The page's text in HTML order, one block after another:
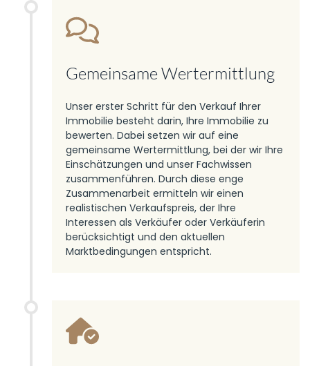
Gemeinsame Wertermittlung
Unser erster Schritt für den Verkauf Ihrer
Immobilie besteht darin, Ihre Immobilie zu
bewerten. Dabei setzen wir auf eine
gemeinsame Wertermittlung, bei der wir Ihre
Einschätzungen und unser Fachwissen
zusammenführen. Durch diese enge
Zusammenarbeit ermitteln wir einen
realistischen Verkaufspreis, der Ihre
Interessen als Verkäufer oder Verkäuferin
berücksichtigt und den aktuellen
Marktbedingungen entspricht.